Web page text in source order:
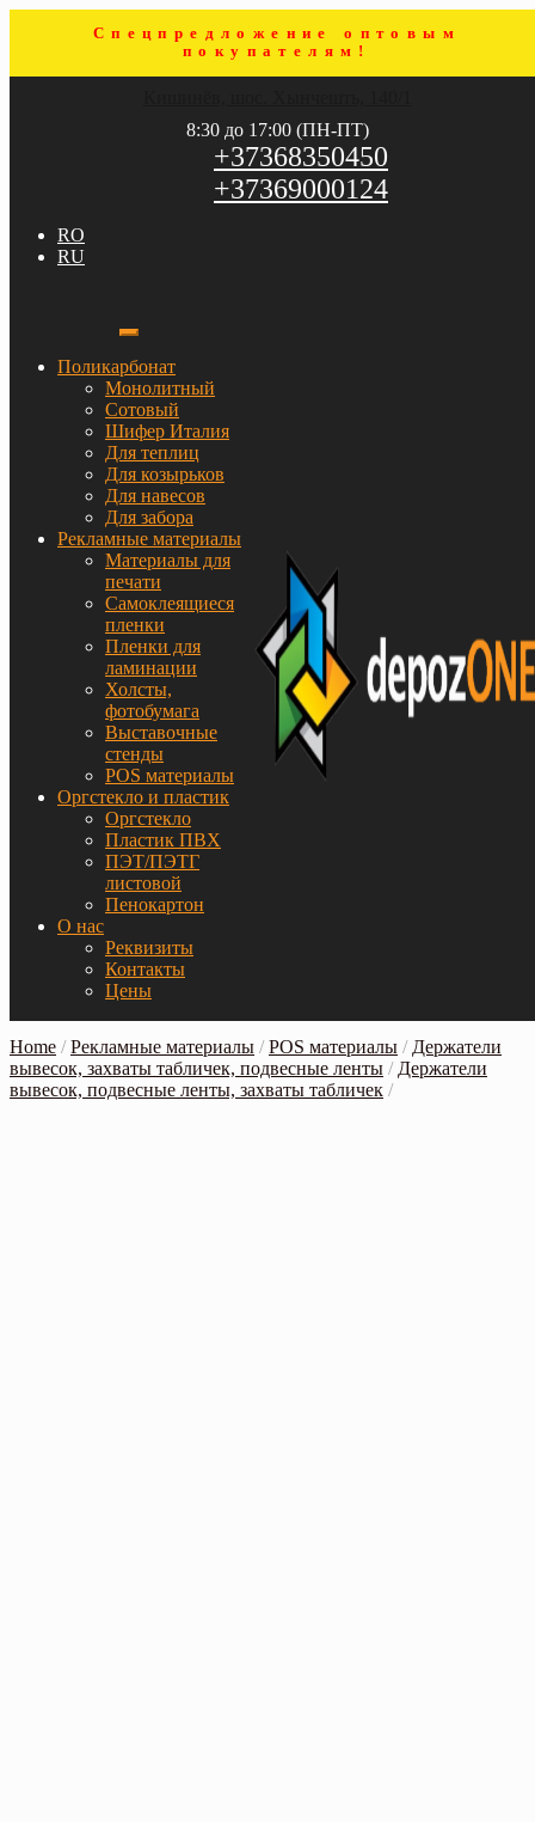
Спецпредложение оптовым
покупателям!
8:30 до 17:00 (ПН-ПТ)
+37368350450
+37369000124
RO
RU
Поликарбонат
Монолитный
Сотовый
Шифер Италия
Для теплиц
Для козырьков
Для навесов
Для забора
Рекламные материалы
Материалы для
печати
Самоклеящиеся
пленки
Пленки для
ламинации
Холсты,
фотобумага
Выставочные
стенды
POS материалы
Оргстекло и пластик
Оргстекло
Пластик ПВХ
ПЭТ/ПЭТГ
листовой
Пенокартон
О нас
Реквизиты
Контакты
Цены
Home /Рекламные материалы /POS материалы / Держатели
вывесок, захваты табличек, подвесные ленты / Держатели
вывесок, подвесные ленты, захваты табличек /